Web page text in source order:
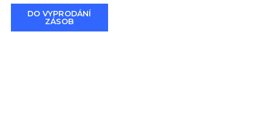
DO VYPRODÁNÍ
ZÁSOB